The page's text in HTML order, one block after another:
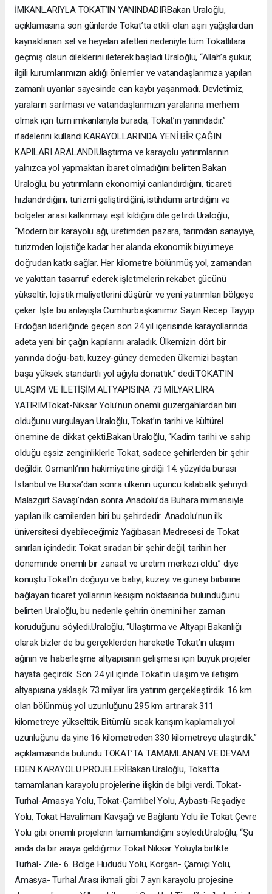
İMKANLARIYLA TOKAT’IN YANINDADIRBakan Uraloğlu,
açıklamasına son günlerde Tokat’ta etkili olan aşırı yağışlardan
kaynaklanan sel ve heyelan afetleri nedeniyle tüm Tokatlılara
geçmiş olsun dileklerini ileterek başladı.Uraloğlu, “Allah’a şükür,
ilgili kurumlarımızın aldığı önlemler ve vatandaşlarımıza yapılan
zamanlı uyarılar sayesinde can kaybı yaşanmadı. Devletimiz,
yaraların sarılması ve vatandaşlarımızın yaralarına merhem
olmak için tüm imkanlarıyla burada, Tokat’ın yanındadır.”
ifadelerini kullandı.KARAYOLLARINDA YENİ BİR ÇAĞIN
KAPILARI ARALANDIUlaştırma ve karayolu yatırımlarının
yalnızca yol yapmaktan ibaret olmadığını belirten Bakan
Uraloğlu, bu yatırımların ekonomiyi canlandırdığını, ticareti
hızlandırdığını, turizmi geliştirdiğini, istihdamı artırdığını ve
bölgeler arası kalkınmayı eşit kıldığını dile getirdi.Uraloğlu,
“Modern bir karayolu ağı, üretimden pazara, tarımdan sanayiye,
turizmden lojistiğe kadar her alanda ekonomik büyümeye
doğrudan katkı sağlar. Her kilometre bölünmüş yol, zamandan
ve yakıttan tasarruf ederek işletmelerin rekabet gücünü
yükseltir, lojistik maliyetlerini düşürür ve yeni yatırımları bölgeye
çeker. İşte bu anlayışla Cumhurbaşkanımız Sayın Recep Tayyip
Erdoğan liderliğinde geçen son 24 yıl içerisinde karayollarında
adeta yeni bir çağın kapılarını araladık. Ülkemizin dört bir
yanında doğu-batı, kuzey-güney demeden ülkemizi baştan
başa yüksek standartlı yol ağıyla donattık.” dedi.TOKAT’IN
ULAŞIM VE İLETİŞİM ALTYAPISINA 73 MİLYAR LİRA
YATIRIMTokat-Niksar Yolu’nun önemli güzergahlardan biri
olduğunu vurgulayan Uraloğlu, Tokat’ın tarihi ve kültürel
önemine de dikkat çekti.Bakan Uraloğlu, “Kadim tarihi ve sahip
olduğu eşsiz zenginliklerle Tokat, sadece şehirlerden bir şehir
değildir. Osmanlı’nın hakimiyetine girdiği 14. yüzyılda burası
İstanbul ve Bursa’dan sonra ülkenin üçüncü kalabalık şehriydi.
Malazgirt Savaşı’ndan sonra Anadolu’da Buhara mimarisiyle
yapılan ilk camilerden biri bu şehirdedir. Anadolu’nun ilk
üniversitesi diyebileceğimiz Yağıbasan Medresesi de Tokat
sınırları içindedir. Tokat sıradan bir şehir değil, tarihin her
döneminde önemli bir zanaat ve üretim merkezi oldu.” diye
konuştu.Tokat’ın doğuyu ve batıyı, kuzeyi ve güneyi birbirine
bağlayan ticaret yollarının kesişim noktasında bulunduğunu
belirten Uraloğlu, bu nedenle şehrin önemini her zaman
koruduğunu söyledi.Uraloğlu, “Ulaştırma ve Altyapı Bakanlığı
olarak bizler de bu gerçeklerden hareketle Tokat’ın ulaşım
ağının ve haberleşme altyapısının gelişmesi için büyük projeler
hayata geçirdik. Son 24 yıl içinde Tokat’ın ulaşım ve iletişim
altyapısına yaklaşık 73 milyar lira yatırım gerçekleştirdik. 16 km
olan bölünmüş yol uzunluğunu 295 km artırarak 311
kilometreye yükselttik. Bitümlü sıcak karışım kaplamalı yol
uzunluğunu da yine 16 kilometreden 330 kilometreye ulaştırdık.”
açıklamasında bulundu.TOKAT’TA TAMAMLANAN VE DEVAM
EDEN KARAYOLU PROJELERİBakan Uraloğlu, Tokat’ta
tamamlanan karayolu projelerine ilişkin de bilgi verdi. Tokat-
Turhal-Amasya Yolu, Tokat-Çamlıbel Yolu, Aybastı-Reşadiye
Yolu, Tokat Havalimanı Kavşağı ve Bağlantı Yolu ile Tokat Çevre
Yolu gibi önemli projelerin tamamlandığını söyledi.Uraloğlu, “Şu
anda da bir araya geldiğimiz Tokat Niksar Yoluyla birlikte
Turhal- Zile- 6. Bölge Hududu Yolu, Korgan- Çamiçi Yolu,
Amasya- Turhal Arası ikmali gibi 7 ayrı karayolu projesine